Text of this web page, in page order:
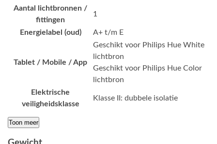
Aantal lichtbronnen /
fittingen
1
Energielabel (oud) A+ t/m E
Tablet / Mobile / App
Geschikt voor Philips Hue White
lichtbron
Geschikt voor Philips Hue Color
lichtbron
Elektrische
veiligheidsklasse
Klasse II: dubbele isolatie
Toon meer